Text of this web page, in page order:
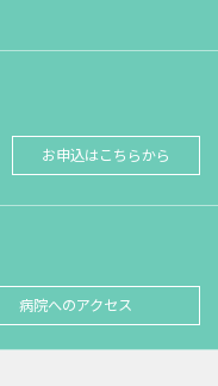
お申込はこちらから
病院へのアクセス